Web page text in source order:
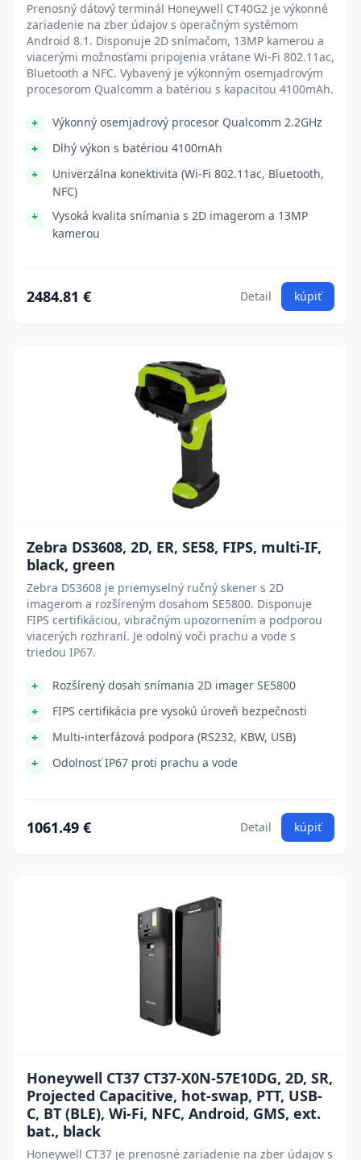
Prenosný dátový terminál Honeywell CT40G2 je výkonné
zariadenie na zber údajov s operačným systémom
Android 8.1. Disponuje 2D snímačom, 13MP kamerou a
viacerými možnosťami pripojenia vrátane Wi-Fi 802.11ac,
Bluetooth a NFC. Vybavený je výkonným osemjadrovým
procesorom Qualcomm a batériou s kapacitou 4100mAh.
Výkonný osemjadrový procesor Qualcomm 2.2GHz
Dlhý výkon s batériou 4100mAh
Univerzálna konektivita (Wi-Fi 802.11ac, Bluetooth,
NFC)
Vysoká kvalita snímania s 2D imagerom a 13MP
kamerou
2484.81 € Detail kúpiť
Zebra DS3608, 2D, ER, SE58, FIPS, multi-IF,
black, green
Zebra DS3608 je priemyselný ručný skener s 2D
imagerom a rozšíreným dosahom SE5800. Disponuje
FIPS certifikáciou, vibračným upozornením a podporou
viacerých rozhraní. Je odolný voči prachu a vode s
triedou IP67.
Rozšírený dosah snímania 2D imager SE5800
FIPS certifikácia pre vysokú úroveň bezpečnosti
Multi-interfázová podpora (RS232, KBW, USB)
Odolnosť IP67 proti prachu a vode
1061.49 € Detail kúpiť
Honeywell CT37 CT37-X0N-57E10DG, 2D, SR,
Projected Capacitive, hot-swap, PTT, USB-
C, BT (BLE), Wi-Fi, NFC, Android, GMS, ext.
bat., black
Honeywell CT37 je prenosné zariadenie na zber údajov s